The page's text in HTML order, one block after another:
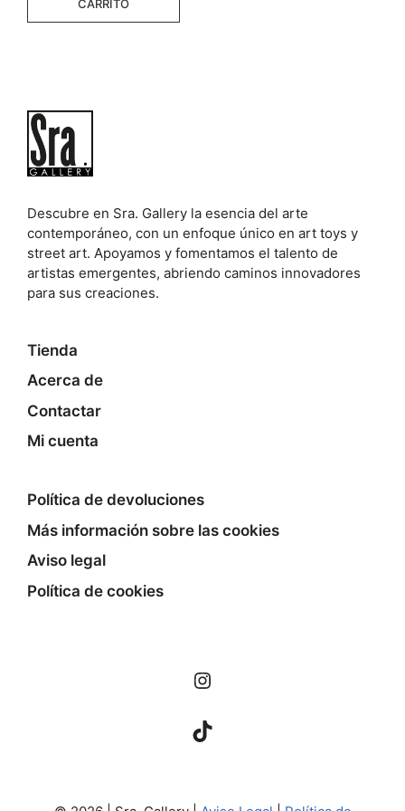
252,00 €.
CARRITO
Descubre en Sra. Gallery la esencia del arte
contemporáneo, con un enfoque único en art toys y
street art. Apoyamos y fomentamos el talento de
artistas emergentes, abriendo caminos innovadores
para sus creaciones.
Tienda
Acerca de
Contactar
Mi cuenta
Política de devoluciones
Más información sobre las cookies
Aviso legal
Política de cookies
Instagram
TikTok